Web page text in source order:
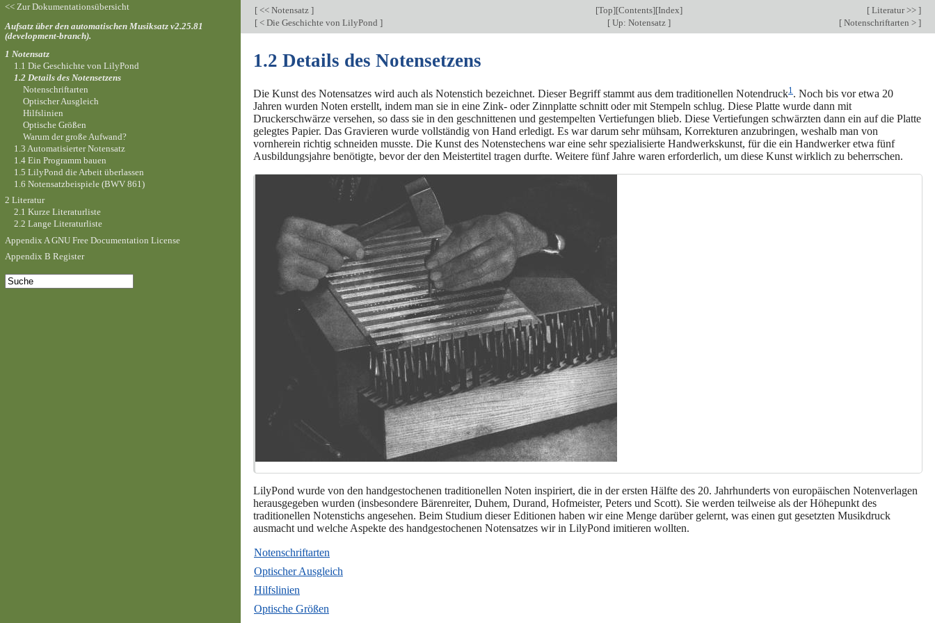
[ << Notensatz ] [Top][Contents][Index] [ Literatur >> ]
[ < Die Geschichte von LilyPond ] [ Up: Notensatz ] [ Notenschriftarten > ]
1.2 Details des Notensetzens
Die Kunst des Notensatzes wird auch als Notenstich bezeichnet. Dieser Begriff stammt aus dem traditionellen Notendruck1 . Noch bis vor etwa 20
Jahren wurden Noten erstellt, indem man sie in eine Zink- oder Zinnplatte schnitt oder mit Stempeln schlug. Diese Platte wurde dann mit
Druckerschwärze versehen, so dass sie in den geschnittenen und gestempelten Vertiefungen blieb. Diese Vertiefungen schwärzten dann ein auf die Platte
gelegtes Papier. Das Gravieren wurde vollständig von Hand erledigt. Es war darum sehr mühsam, Korrekturen anzubringen, weshalb man von
vornherein richtig schneiden musste. Die Kunst des Notenstechens war eine sehr spezialisierte Handwerkskunst, für die ein Handwerker etwa fünf
Ausbildungsjahre benötigte, bevor der den Meistertitel tragen durfte. Weitere fünf Jahre waren erforderlich, um diese Kunst wirklich zu beherrschen.
LilyPond wurde von den handgestochenen traditionellen Noten inspiriert, die in der ersten Hälfte des 20. Jahrhunderts von europäischen Notenverlagen
herausgegeben wurden (insbesondere Bärenreiter, Duhem, Durand, Hofmeister, Peters und Scott). Sie werden teilweise als der Höhepunkt des
traditionellen Notenstichs angesehen. Beim Studium dieser Editionen haben wir eine Menge darüber gelernt, was einen gut gesetzten Musikdruck
ausmacht und welche Aspekte des handgestochenen Notensatzes wir in LilyPond imitieren wollten.
Notenschriftarten
Optischer Ausgleich
Hilfslinien
Optische Größen
<< Zur Dokumentationsübersicht
Aufsatz über den automatischen Musiksatz v2.25.81
(development-branch).
1 Notensatz
1.1 Die Geschichte von LilyPond
1.2 Details des Notensetzens
Notenschriftarten
Optischer Ausgleich
Hilfslinien
Optische Größen
Warum der große Aufwand?
1.3 Automatisierter Notensatz
1.4 Ein Programm bauen
1.5 LilyPond die Arbeit überlassen
1.6 Notensatzbeispiele (BWV 861)
2 Literatur
2.1 Kurze Literaturliste
2.2 Lange Literaturliste
Appendix A GNU Free Documentation License
Appendix B Register